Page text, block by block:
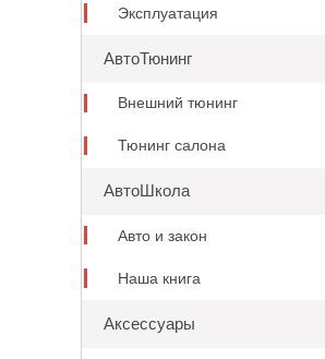
Эксплуатация
АвтоТюнинг
Внешний тюнинг
Тюнинг салона
АвтоШкола
Авто и закон
Наша книга
Аксессуары